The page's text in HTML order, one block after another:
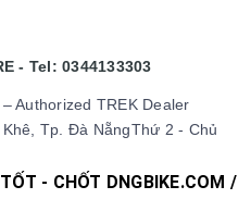
- Tel: 0344133303
Authorized TREK Dealer
Tp. Đà NẵngThứ 2 - Chủ
- CHỐT DNGBIKE.COM /